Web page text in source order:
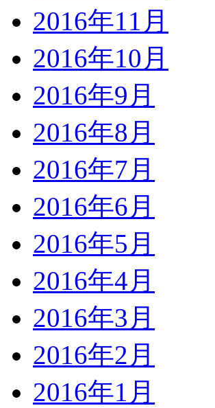
2016年11月
2016年10月
2016年9月
2016年8月
2016年7月
2016年6月
2016年5月
2016年4月
2016年3月
2016年2月
2016年1月